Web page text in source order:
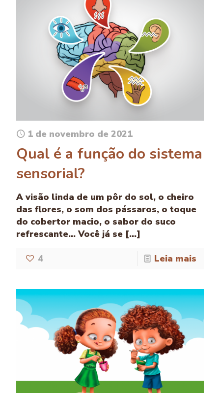
1 de novembro de 2021
Qual é a função do sistema
sensorial?
A visão linda de um pôr do sol, o cheiro
das flores, o som dos pássaros, o toque
do cobertor macio, o sabor do suco
refrescante... Você já se [...]
4 Leia mais